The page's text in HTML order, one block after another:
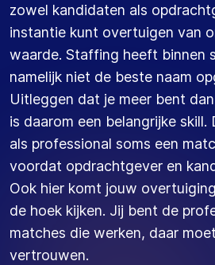
zowel kandidaten als
instantie kunt overtuigen van
waarde. Staffing heeft binnen
namelijk niet de beste naam
Uitleggen dat je meer bent
is daarom een belangrijke skill.
als professional soms een
voordat opdrachtgever en
Ook hier komt jouw
de hoek kijken. Jij bent de
matches die werken, daar
vertrouwen.